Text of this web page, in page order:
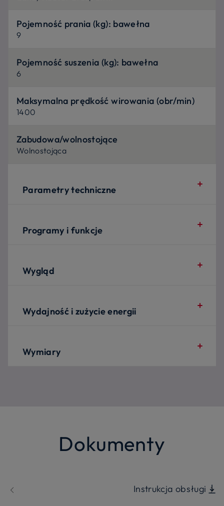
Pojemność prania (kg): bawełna
9
Pojemność suszenia (kg): bawełna
6
Maksymalna prędkość wirowania (obr/min)
1400
Zabudowa/wolnostojące
Wolnostojąca
Parametry techniczne
Programy i funkcje
Wygląd
Wydajność i zużycie energii
Wymiary
Dokumenty
Instrukcja obsługi